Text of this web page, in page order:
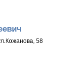
58